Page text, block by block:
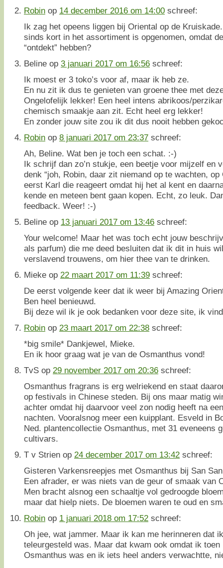
Robin op 14 december 2016 om 14:00 schreef:
Ik zag het opeens liggen bij Oriental op de
sinds kort in het assortiment is opgenomen, omdat
“ontdekt” hebben?
Beline op 3 januari 2017 om 16:56 schreef:
Ik moest er 3 toko’s voor af, maar ik heb ze.
En nu zit ik dus te genieten van groene thee met
Ongelofelijk lekker! Een heel intens abrikoos/
chemisch smaakje aan zit. Echt heel erg lekker!
En zonder jouw site zou ik dit dus nooit hebben
Robin op 8 januari 2017 om 23:37 schreef:
Ah, Beline. Wat ben je toch een schat. :-)
Ik schrijf dan zo’n stukje, een beetje voor mijzelf en
denk “joh, Robin, daar zit niemand op te wachten, op
eerst Karl die reageert omdat hij het al kent en
kende en meteen bent gaan kopen. Echt, zo leuk.
feedback. Weer! :-)
Beline op 13 januari 2017 om 13:46 schreef:
Your welcome! Maar het was toch echt jouw
als parfum) die me deed besluiten dat ik dit in huis
verslavend trouwens, om hier thee van te drinken.
Mieke op 22 maart 2017 om 11:39 schreef:
De eerst volgende keer dat ik weer bij Amazing
Ben heel benieuwd.
Bij deze wil ik je ook bedanken voor deze site, ik
Robin op 23 maart 2017 om 22:38 schreef:
*big smile* Dankjewel, Mieke.
En ik hoor graag wat je van de Osmanthus vond!
TvS op 29 november 2017 om 20:36 schreef:
Osmanthus fragrans is erg welriekend en staat
op festivals in Chinese steden. Bij ons maar matig
achter omdat hij daarvoor veel zon nodig heeft na
nachten. Vooralsnog meer een kuipplant. Esveld in
Ned. plantencollectie Osmanthus, met 31 eveneens
cultivars.
T v Strien op 24 december 2017 om 13:42 schreef:
Gisteren Varkensreepjes met Osmanthus bij San
Een afrader, er was niets van de geur of smaak van
Men bracht alsnog een schaaltje vol gedroogde
maar dat hielp niets. De bloemen waren te oud en
Robin op 1 januari 2018 om 17:52 schreef:
Oh jee, wat jammer. Maar ik kan me herinneren dat
teleurgesteld was. Maar dat kwam ook omdat ik
Osmanthus was en ik iets heel anders verwachtte,